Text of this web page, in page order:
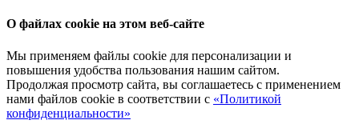
О файлах cookie на этом веб-сайте
Мы применяем файлы cookie для персонализации и
повышения удобства пользования нашим сайтом.
Продолжая просмотр сайта, вы соглашаетесь с применением
нами файлов cookie в соответствии с «Политикой
конфиденциальности»